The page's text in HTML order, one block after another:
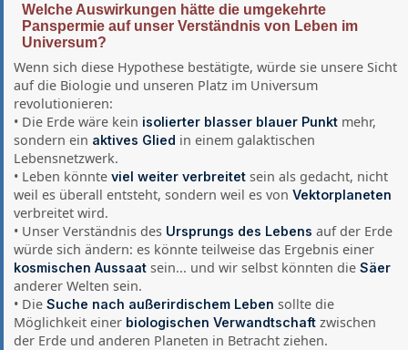
Welche Auswirkungen hätte die umgekehrte
Panspermie auf unser Verständnis von Leben im
Universum?
Wenn sich diese Hypothese bestätigte, würde sie unsere Sicht
auf die Biologie und unseren Platz im Universum
revolutionieren:
• Die Erde wäre kein isolierter blasser blauer Punkt mehr,
sondern ein aktives Glied in einem galaktischen
Lebensnetzwerk.
• Leben könnteviel weiter verbreitet sein als gedacht, nicht
weil es überall entsteht, sondern weil es vonVektorplaneten
verbreitet wird.
• Unser Verständnis des Ursprungs des Lebens auf der Erde
würde sich ändern: es könnte teilweise das Ergebnis einer
kosmischen Aussaat sein... und wir selbst könnten dieSäer
anderer Welten sein.
• DieSuche nach außerirdischem Leben sollte die
Möglichkeit einer biologischen Verwandtschaft zwischen
der Erde und anderen Planeten in Betracht ziehen.